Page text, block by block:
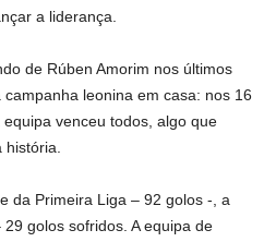
a liderança.
de Rúben Amorim nos últimos
leonina em casa: nos 16
venceu todos, algo que
da Primeira Liga – 92 golos -, a
golos sofridos. A equipa de